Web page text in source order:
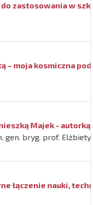
zastosowania w
– moja kosmiczna
Majek -
gen. bryg. prof.
łączenie nauki,